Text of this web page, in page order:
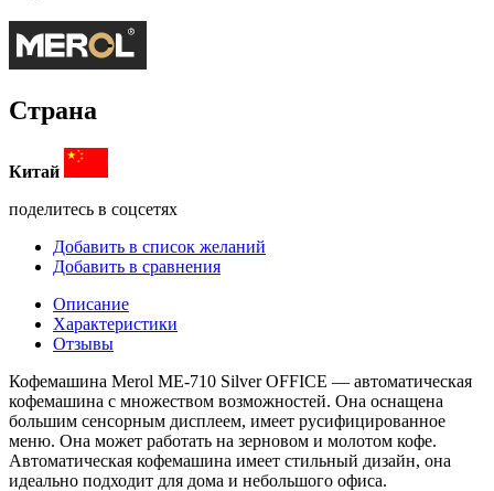
Страна
Китай
поделитесь в соцсетях
Добавить в список желаний
Добавить в сравнения
Описание
Характеристики
Отзывы
Кофемашина Merol ME-710 Silver OFFICE — автоматическая
кофемашина с множеством возможностей. Она оснащена
большим сенсорным дисплеем, имеет русифицированное
меню. Она может работать на зерновом и молотом кофе.
Автоматическая кофемашина имеет стильный дизайн, она
идеально подходит для дома и небольшого офиса.